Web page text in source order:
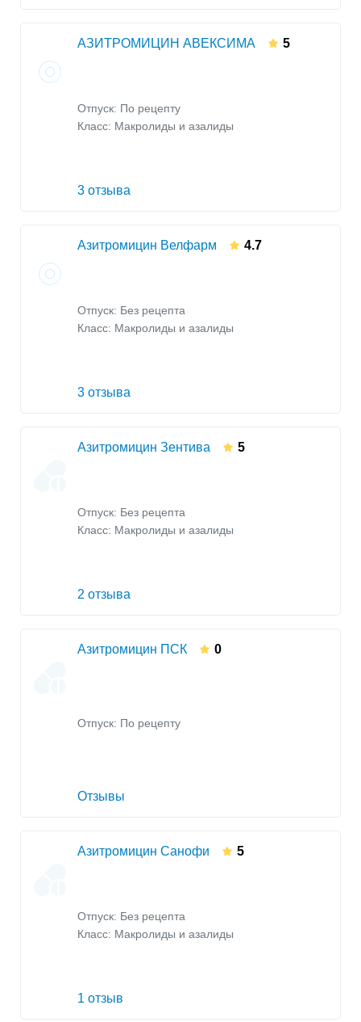
АЗИТРОМИЦИН АВЕКСИМА 5
Отпуск: По рецепту
Класс: Макролиды и азалиды
3 отзыва
Азитромицин Велфарм 4.7
Отпуск: Без рецепта
Класс: Макролиды и азалиды
3 отзыва
Азитромицин Зентива 5
Отпуск: Без рецепта
Класс: Макролиды и азалиды
2 отзыва
Азитромицин ПСК 0
Отпуск: По рецепту
Отзывы
Азитромицин Санофи 5
Отпуск: Без рецепта
Класс: Макролиды и азалиды
1 отзыв